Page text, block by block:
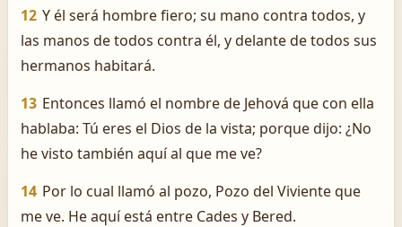
12 Y él será hombre fiero; su mano contra todos, y
las manos de todos contra él, y delante de todos sus
hermanos habitará.
13 Entonces llamó el nombre de Jehová que con ella
hablaba: Tú eres el Dios de la vista; porque dijo: ¿No
he visto también aquí al que me ve?
14 Por lo cual llamó al pozo, Pozo del Viviente que
me ve. He aquí está entre Cades y Bered.